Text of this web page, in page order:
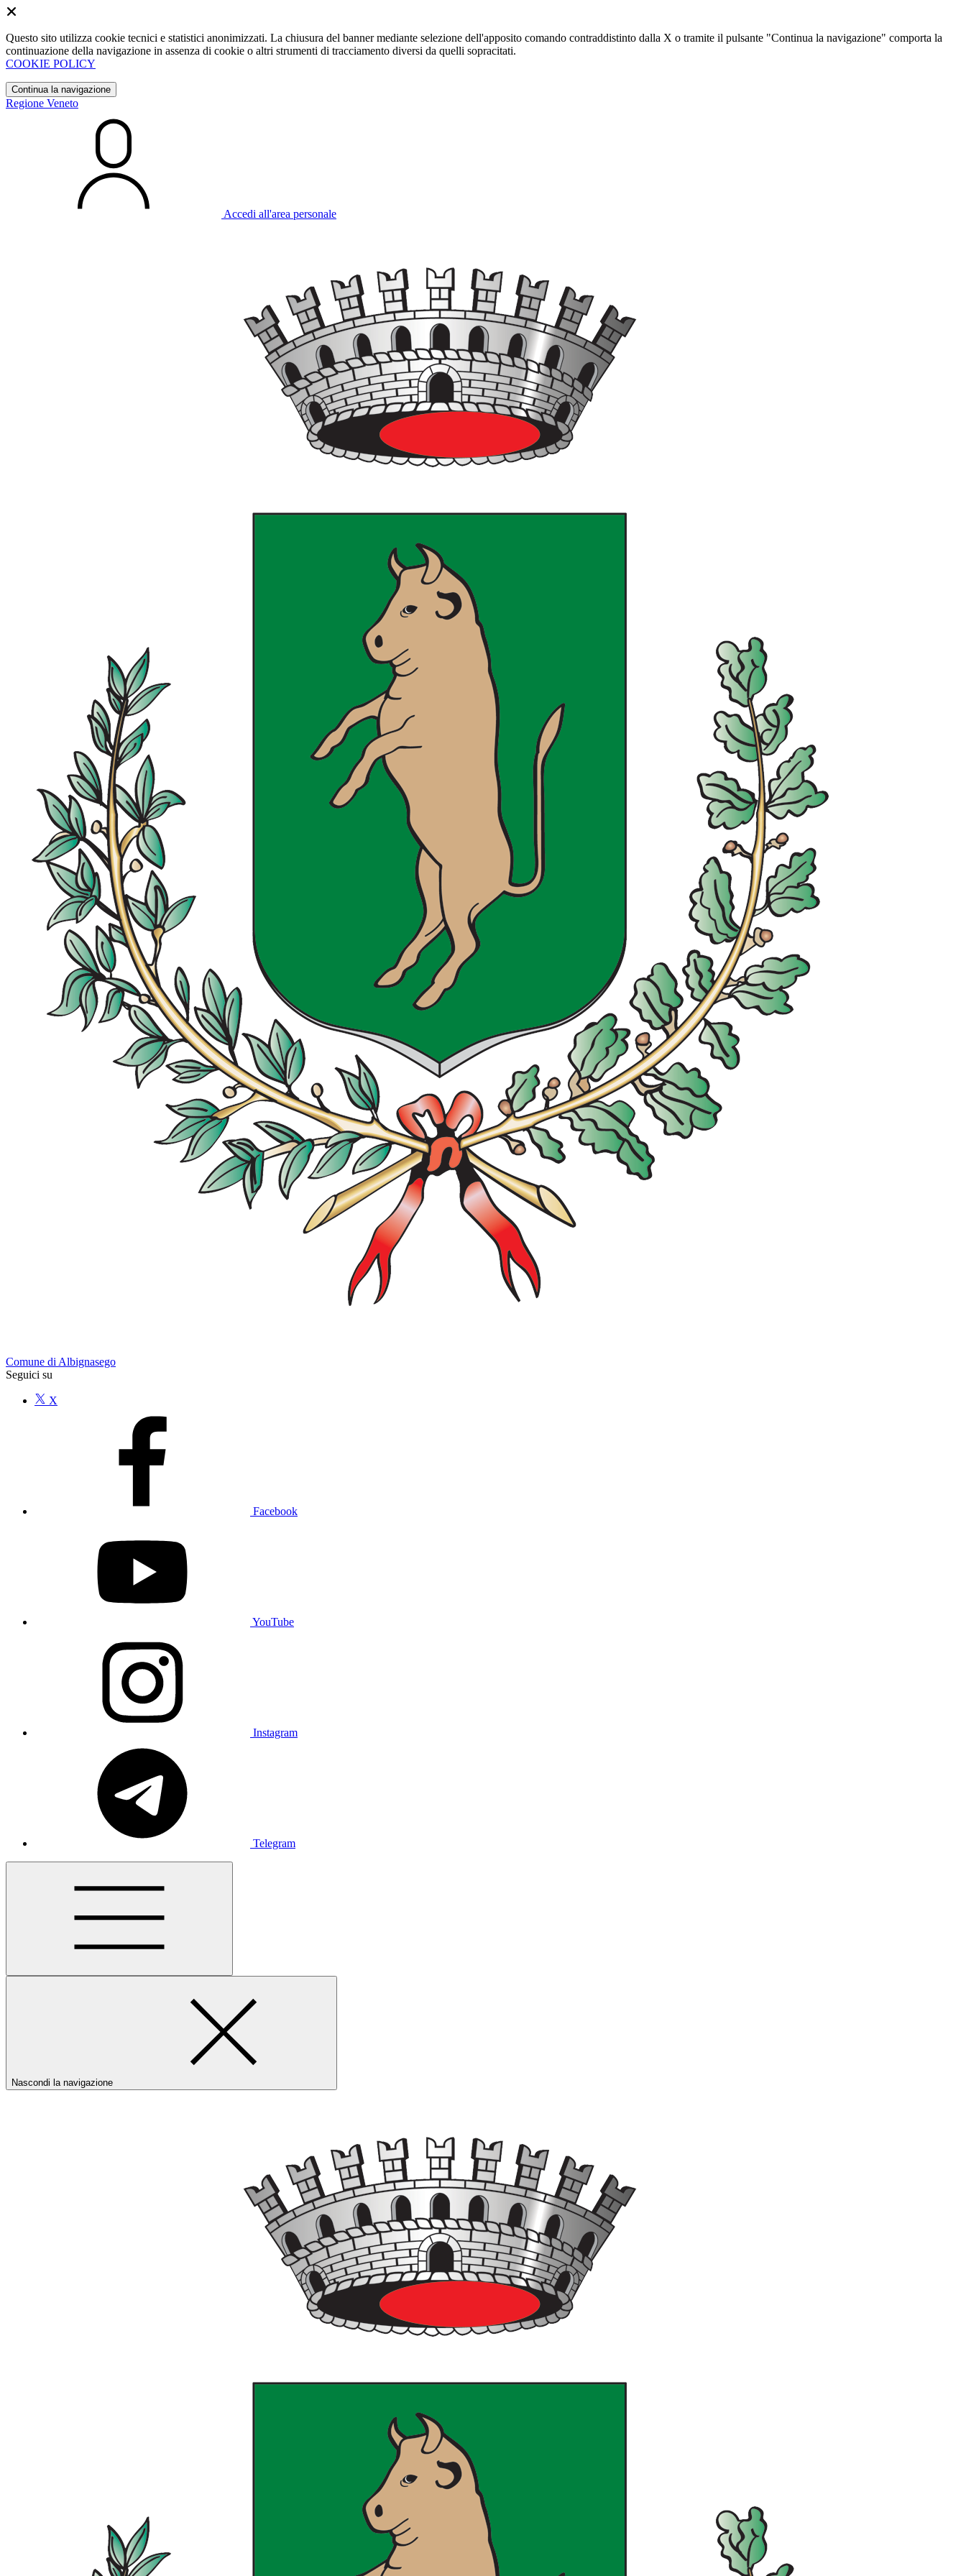
Questo sito utilizza cookie tecnici e statistici anonimizzati. La chiusura del banner mediante selezione dell'apposito comando contraddistinto dalla X o tramite il pulsante "Continua la navigazione" comporta la
continuazione della navigazione in assenza di cookie o altri strumenti di tracciamento diversi da quelli sopracitati.
COOKIE POLICY
Continua la navigazione
Regione Veneto
Accedi all'area personale
Comune di Albignasego
Seguici su
X
Facebook
YouTube
Instagram
Telegram
Nascondi la navigazione